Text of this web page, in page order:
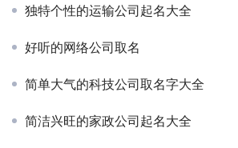
独特个性的运输公司起名大全
好听的网络公司取名
简单大气的科技公司取名字大全
简洁兴旺的家政公司起名大全